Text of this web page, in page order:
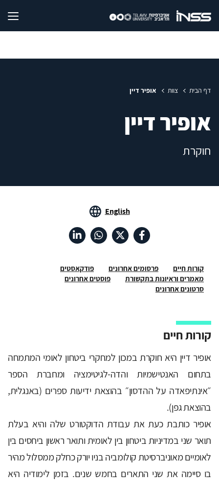
דף הבית צוות אופיר דיין
אופיר דיין
חוקרת
English
קורות חיים פרסומים אחרונים
פודקאסטים
מאמרים וראיונות בתקשורת
פוסטים אחרונים
סרטונים אחרונים
קורות חיים
אופיר דיין היא חוקרת במכון למחקרי ביטחון לאומי המתמחה
בתחום האנטישמיות והדה-לגיטימציה ומחברת הספר
״אינתיפאדה על ההדסון״ בהוצאת ידיעות ספרים (באנגלית,
בהוצאת גפן).
אופיר כותבת כעת את עבודת הדוקטורט שלה והיא בעלת
תואר שני במדיניות ביטחון בין לאומית ותואר ראשון ביחסים בין
לאומיים מאוניברסיטת קולומביה בניו יורק כחלק ממסלול מהיר
בו סיימה את שני התארים בחמש שנים. בזמן לימודיה היא